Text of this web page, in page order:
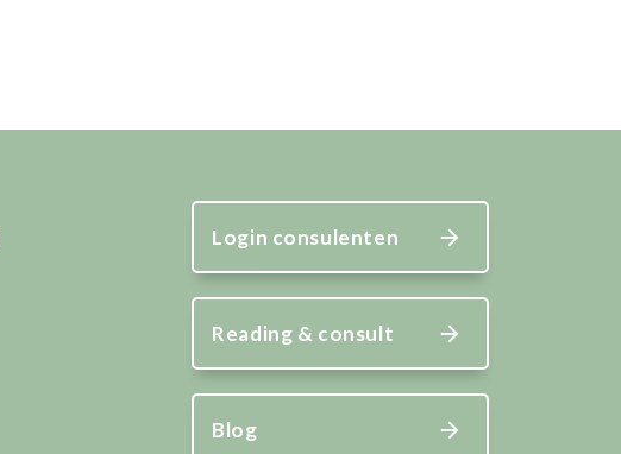
Login consulenten
Reading & consult
Blog